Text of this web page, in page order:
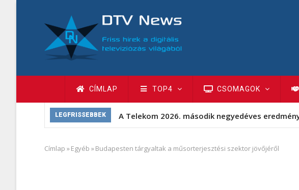
tartalomra
Fő
navigáció
CÍMLAP TOP4 CSOMAGOK
LEGFRISSEBBEK A Telekom 2026. második negyedéves
Morzsa
Címlap »Egyéb »Budapesten tárgyaltak a műsorterjesztési szektor jövőjéről